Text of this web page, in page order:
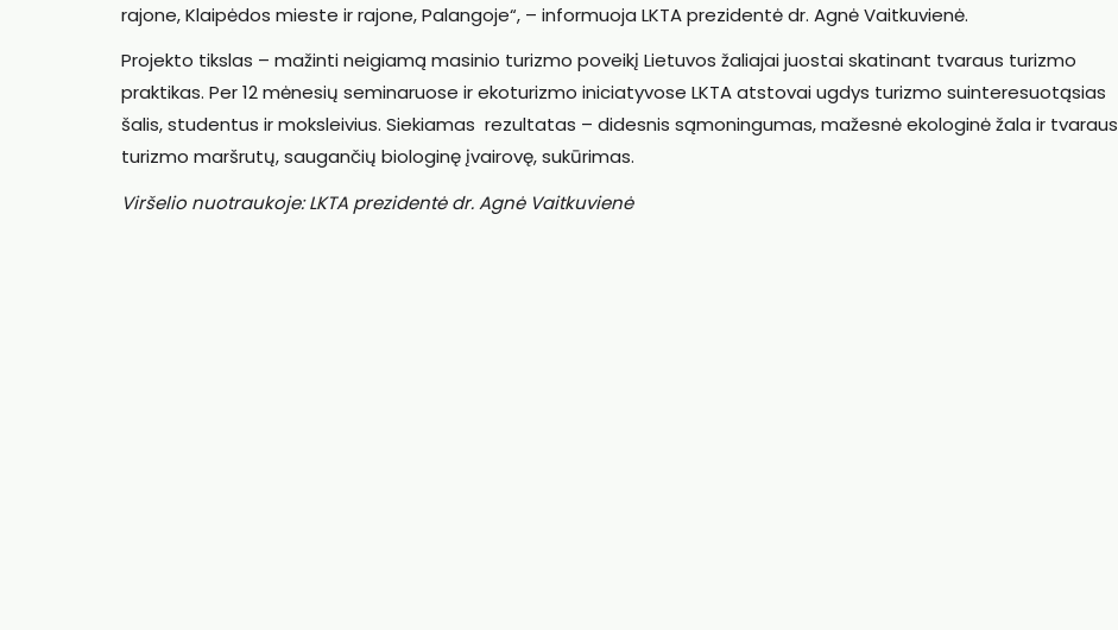
rajone, Klaipėdos mieste ir rajone, Palangoje“, – informuoja LKTA prezidentė dr. Agnė Vaitkuvienė.
Projekto tikslas – mažinti neigiamą masinio turizmo poveikį Lietuvos žaliajai juostai skatinant tvaraus turizmo
praktikas. Per 12 mėnesių seminaruose ir ekoturizmo iniciatyvose LKTA atstovai ugdys turizmo suinteresuotąsias
šalis, studentus ir moksleivius. Siekiamas rezultatas – didesnis sąmoningumas, mažesnė ekologinė žala ir tvaraus
turizmo maršrutų, saugančių biologinę įvairovę, sukūrimas.
Viršelio nuotraukoje: LKTA prezidentė dr. Agnė Vaitkuvienė